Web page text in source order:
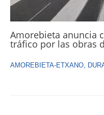
Amorebieta anuncia
tráfico por las obras
AMOREBIETA-ETXANO